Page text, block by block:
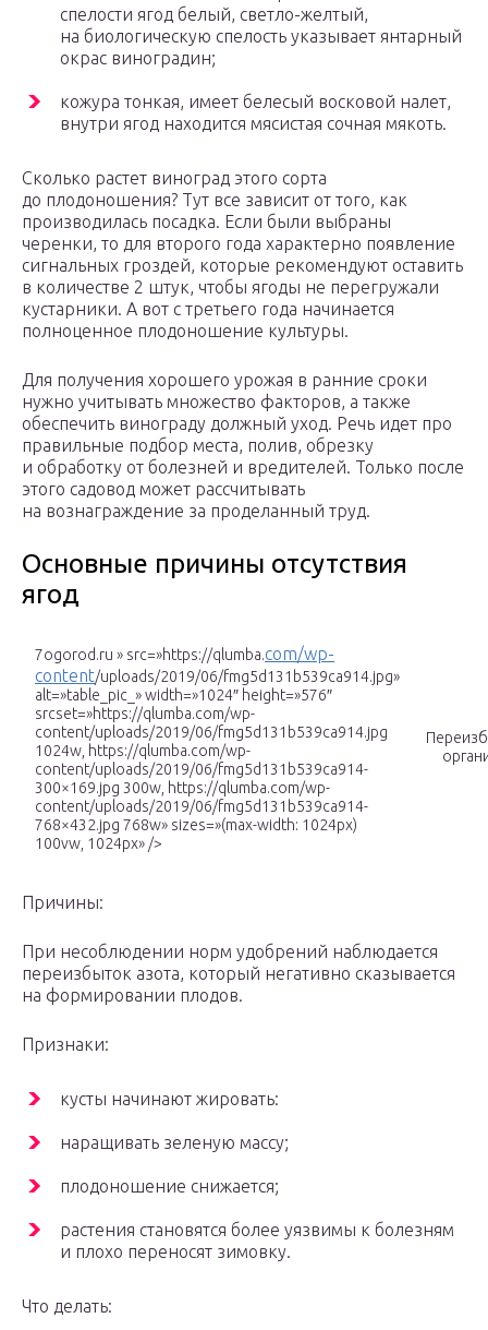
спелости ягод белый, светло-желтый,
на биологическую спелость указывает янтарный
окрас виноградин;
кожура тонкая, имеет белесый восковой налет,
внутри ягод находится мясистая сочная мякоть.
Сколько растет виноград этого сорта
до плодоношения? Тут все зависит от того, как
производилась посадка. Если были выбраны
черенки, то для второго года характерно появление
сигнальных гроздей, которые рекомендуют оставить
в количестве 2 штук, чтобы ягоды не перегружали
кустарники. А вот с третьего года начинается
полноценное плодоношение культуры.
Для получения хорошего урожая в ранние сроки
нужно учитывать множество факторов, а также
обеспечить винограду должный уход. Речь идет про
правильные подбор места, полив, обрезку
и обработку от болезней и вредителей. Только после
этого садовод может рассчитывать
на вознаграждение за проделанный труд.
Основные причины отсутствия
ягод
7ogorod.ru » src=»https://qlumba.com/wp-
content/uploads/2019/06/fmg5d131b539ca914.jpg»
alt=»table_pic_» width=»1024″ height=»576″
srcset=»https://qlumba.com/wp-
content/uploads/2019/06/fmg5d131b539ca914.jpg
1024w, https://qlumba.com/wp-
content/uploads/2019/06/fmg5d131b539ca914-
300×169.jpg 300w, https://qlumba.com/wp-
content/uploads/2019/06/fmg5d131b539ca914-
768×432.jpg 768w» sizes=»(max-width: 1024px)
100vw, 1024px» />
Причины:
При несоблюдении норм удобрений наблюдается
переизбыток азота, который негативно сказывается
на формировании плодов.
Признаки:
кусты начинают жировать:
наращивать зеленую массу;
плодоношение снижается;
растения становятся более уязвимы к болезням
и плохо переносят зимовку.
Что делать: